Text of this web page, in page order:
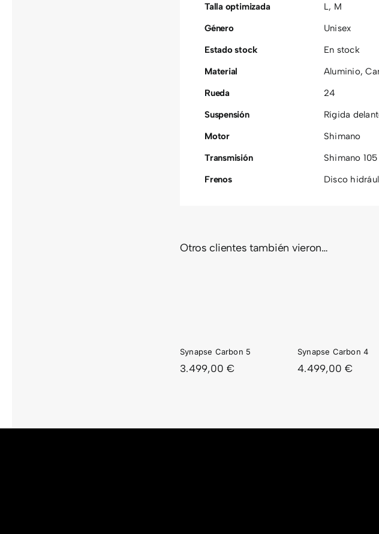
Talla optimizada
L , M
Género
Unisex
Estado stock
En stock
Material
Aluminio,
Rueda
24
Suspensión
Rígida
Motor
Shimano
Transmisión
Shimano 105
Frenos
Disco
Otros clientes también vieron…
Synapse Carbon 5
3.499,00€
Synapse Carbon 4
4.499,00€